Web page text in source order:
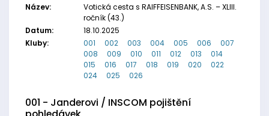
Název:
Votická cesta s RAIFFEISENBANK, A.S. – XLIII.
ročník (43.)
Datum:
18.10.2025
Kluby:
001 002 003 004 005 006
007
008
009 010 011 012 013
014
015
016 017 018 019 020
022
024
025 026
001 - Janderovi / INSCOM pojištění